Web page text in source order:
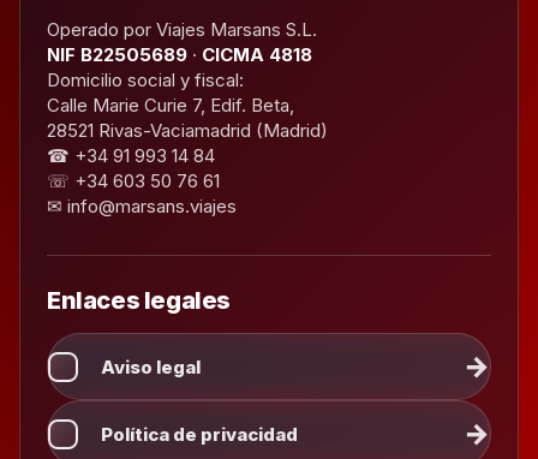
Operado por Viajes Marsans S.L.
NIF B22505689 · CICMA 4818
Domicilio social y fiscal:
Calle Marie Curie 7, Edif. Beta,
28521 Rivas-Vaciamadrid (Madrid)
☎ +34 91 993 14 84
☏ +34 603 50 76 61
✉ info@marsans.viajes
Enlaces legales
Aviso legal
Política de privacidad